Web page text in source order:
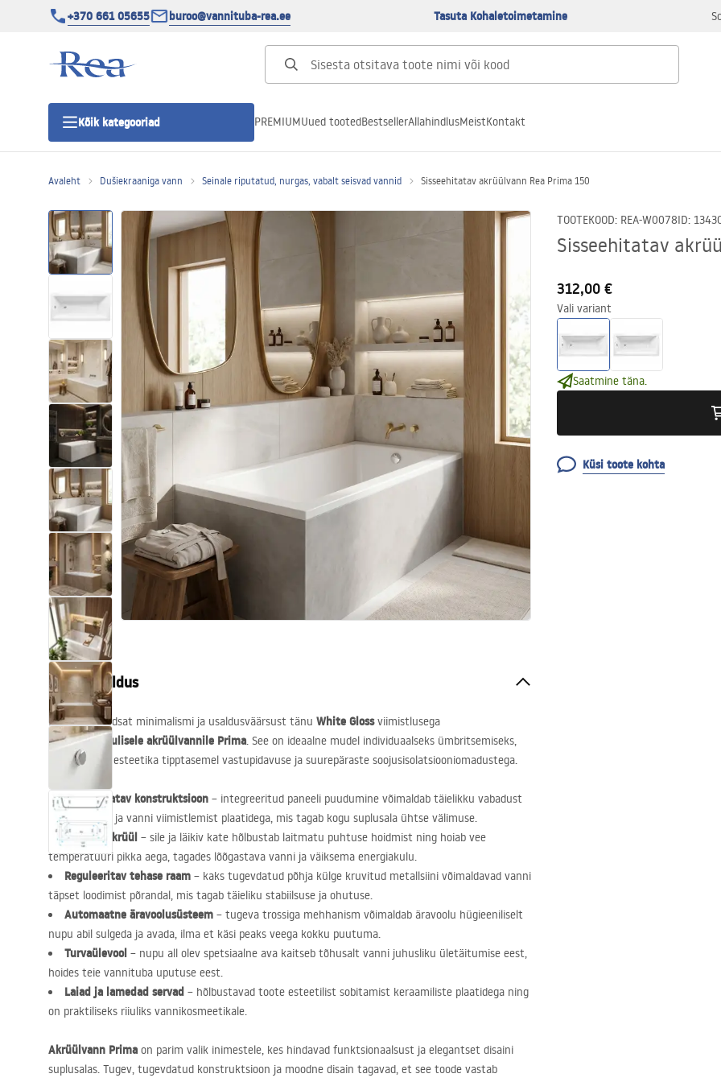
+370 661 05655 buroo@vannituba-rea.ee Tasuta Kohaletoimetamine
Kõik kategooriad
Duši uks
Vannitoa dušialused
Lineaarne duši äravool
Tualettruumid
Vajub ära
Vannid ja ekraanid
Vannitoa segistid
Vannitoas dušid
Köök
Vannitoa tarvikud
PREMIUMUued tootedBestsellerAllahindlusMeistKontakt
Avaleht Dušiekraaniga vann Seinale riputatud, nurgas, vabalt seisvad vannid Sisseehitatav akrüülvann Rea Prima 150
TOOTEKOOD: REA-W0078ID:
Sisseehitatav
312,00 €
Vali variant
Saatmine täna.
Küsi toote kohta
Tootekirjeldus
Hinnake moodsat minimalismi ja usaldusväärsust tänu White Glossviimistlusega
ristkülikukujulisele akrüülvannile Prima. See on ideaalne mudel individuaalseks ümbritsemiseks,
mis ühendab esteetika tipptasemel vastupidavuse ja suurepäraste soojusisolatsiooniomadustega.
Sisseehitatav konstruktsioon – integreeritud paneeli puudumine võimaldab täielikku vabadust
kujundamisel ja vanni viimistlemist plaatidega, mis tagab kogu suplusala ühtse välimuse.
Sanitaarakrüül – sile ja läikiv kate hõlbustab laitmatu puhtuse hoidmist ning hoiab vee
temperatuuri pikka aega, tagades lõõgastava vanni ja väiksema energiakulu.
Reguleeritav tehase raam – kaks tugevdatud põhja külge kruvitud metallsiini võimaldavad vanni
täpset loodimist põrandal, mis tagab täieliku stabiilsuse ja ohutuse.
Automaatne äravoolusüsteem – tugeva trossiga mehhanism võimaldab äravoolu hügieeniliselt
nupu abil sulgeda ja avada, ilma et käsi peaks veega kokku puutuma.
Turvaülevool – nupu all olev spetsiaalne ava kaitseb tõhusalt vanni juhusliku ületäitumise eest,
hoides teie vannituba uputuse eest.
Laiad ja lamedad servad – hõlbustavad toote esteetilist sobitamist keraamiliste plaatidega ning
on praktiliseks riiuliks vannikosmeetikale.
Akrüülvann Prima on parim valik inimestele, kes hindavad funktsionaalsust ja elegantset disaini
suplusalas. Tugev, tugevdatud konstruktsioon ja moodne disain tagavad, et see toode vastab